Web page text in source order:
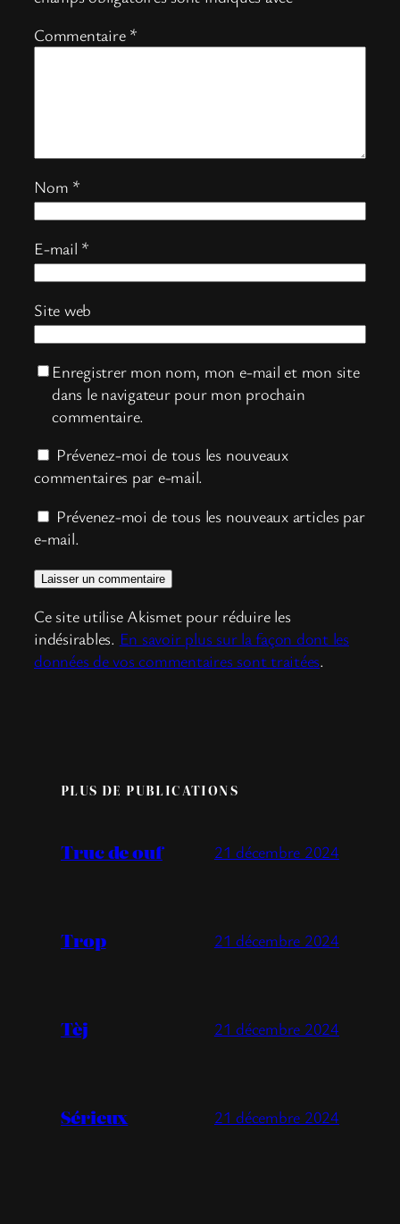
Commentaire *
Nom *
E-mail *
Site web
Enregistrer mon nom, mon e-mail et mon site
dans le navigateur pour mon prochain
commentaire.
Prévenez-moi de tous les nouveaux
commentaires par e-mail.
Prévenez-moi de tous les nouveaux articles par
e-mail.
Ce site utilise Akismet pour réduire les
indésirables. En savoir plus sur la façon dont les
données de vos commentaires sont traitées.
PLUS DE PUBLICATIONS
Truc de ouf 21 décembre 2024
Trop 21 décembre 2024
Tèj 21 décembre 2024
Sérieux 21 décembre 2024